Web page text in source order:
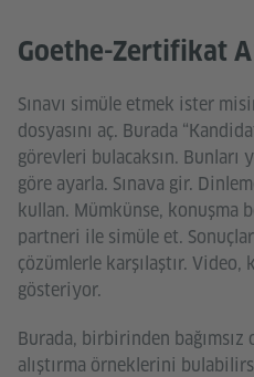
Goethe-Zertifikat
Sınavı simüle etmek ister
dosyasını aç. Burada
görevleri bulacaksın. Bunları
göre ayarla. Sınava gir.
kullan. Mümkünse, konuşma
partneri ile simüle et.
çözümlerle karşılaştır.
gösteriyor.
Burada, birbirinden
alıştırma örneklerini